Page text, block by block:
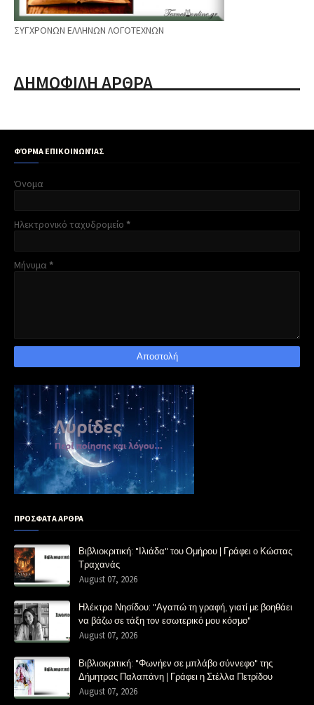
ΣΥΓΧΡΟΝΩΝ ΕΛΛΗΝΩΝ ΛΟΓΟΤΕΧΝΩΝ
ΔΗΜΟΦΙΛΗ ΑΡΘΡΑ
ΦΌΡΜΑ ΕΠΙΚΟΙΝΩΝΊΑΣ
Όνομα
Ηλεκτρονικό ταχυδρομείο *
Μήνυμα *
ΠΡΟΣΦΑΤΑ ΑΡΘΡΑ
Βιβλιοκριτική: "Ιλιάδα" του Ομήρου | Γράφει ο Κώστας
Τραχανάς
August 07, 2026
Ηλέκτρα Νησίδου: "Αγαπώ τη γραφή, γιατί με βοηθάει
να βάζω σε τάξη τον εσωτερικό μου κόσμο"
August 07, 2026
Βιβλιοκριτική: "Φωνήεν σε μπλάβο σύννεφο" της
Δήμητρας Παλαπάνη | Γράφει η Στέλλα Πετρίδου
August 07, 2026